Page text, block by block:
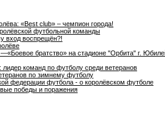
«Best club» – чемпион города!
футбольной команды
вход воспрещён?!
братство» на стадионе "Орбита" г.
команд по футболу среди ветеранов
по зимнему футболу
федерации футбола - о королёвском футболе
победы и поражения